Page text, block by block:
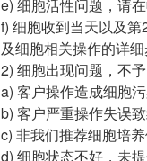
e) 细胞活性问题，请
f) 细胞收到当天以及
及细胞相关操作的详
2) 细胞出现问题，不
a) 客户操作造成细胞
b) 客户严重操作失误
c) 非我们推荐细胞培
d) 细胞状态不好，未